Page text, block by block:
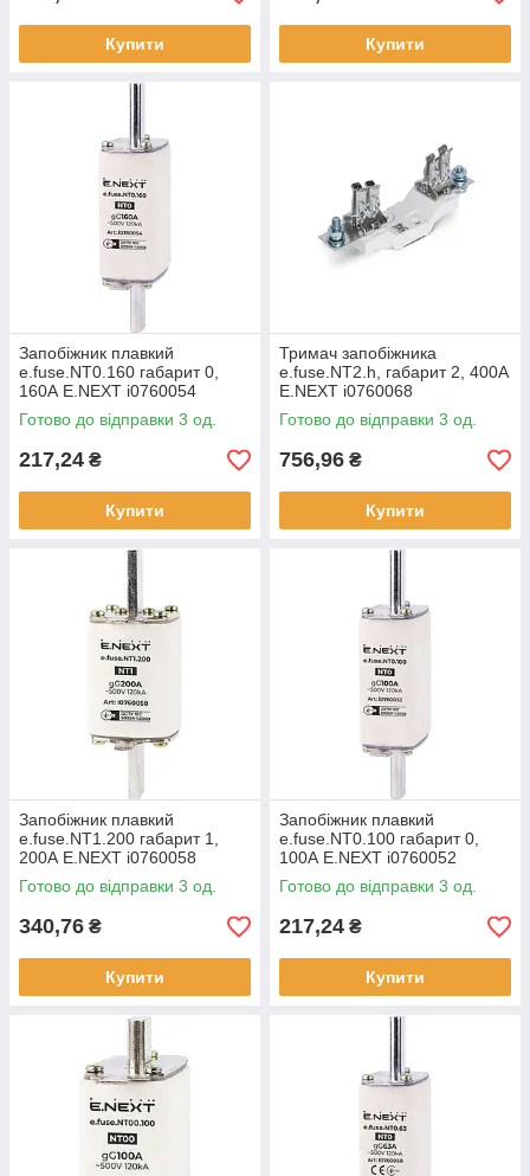
Купити Купити
Запобіжник плавкий
e.fuse.NT0.160 габарит 0,
160А E.NEXT i0760054
Готово до відправки 3 од.
217,24 ₴
Купити
Тримач запобіжника
e.fuse.NT2.h, габарит 2, 400А
E.NEXT i0760068
Готово до відправки 3 од.
756,96 ₴
Купити
Запобіжник плавкий
e.fuse.NT1.200 габарит 1,
200А E.NEXT i0760058
Готово до відправки 3 од.
340,76 ₴
Купити
Запобіжник плавкий
e.fuse.NT0.100 габарит 0,
100А E.NEXT i0760052
Готово до відправки 3 од.
217,24 ₴
Купити